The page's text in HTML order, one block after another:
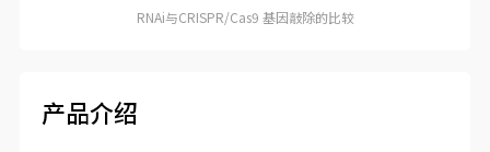
RNAi与CRISPR/Cas9 基因敲除的比较
产品介绍